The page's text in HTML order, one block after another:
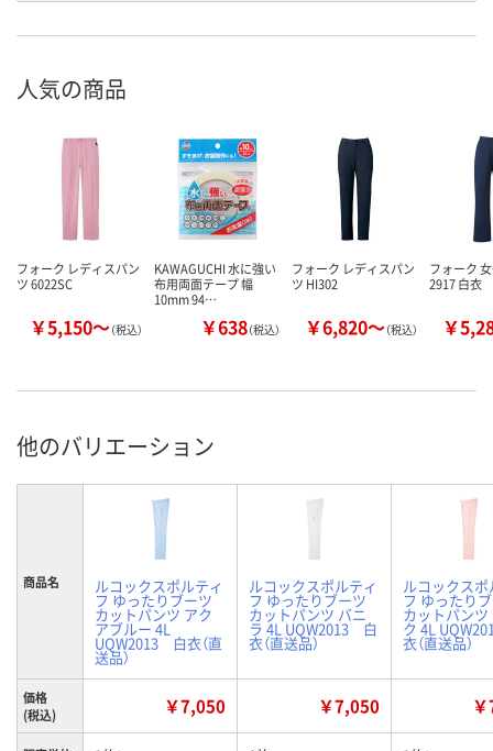
人気の商品
フォーク レディスパン
ツ 6022SC
￥5,150～（税込）
KAWAGUCHI 水に強い
布用両面テープ 幅
10mm 94…
￥638（税込）
フォーク レディスパン
ツ HI302
￥6,820～（税込）
フォーク
2917 白衣
￥
他のバリエーション
商品名 ルコックスポルティ
フ ゆったりブーツ
カットパンツ アク
アブルー 4L
UQW2013 白衣（直
送品）
ルコックスポルティ
フ ゆったりブーツ
カットパンツ バニ
ラ 4L UQW2013 白
衣（直送品）
ルコックス
フ ゆったり
カットパンツ
ク 4L
衣（直送品）
価格
(税込)
￥7,050 ￥7,050